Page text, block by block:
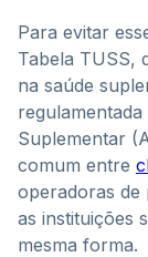
Para evitar
Tabela TUSS,
na saúde
Suplementar
comum entre
operadoras de
as instituições
mesma forma.